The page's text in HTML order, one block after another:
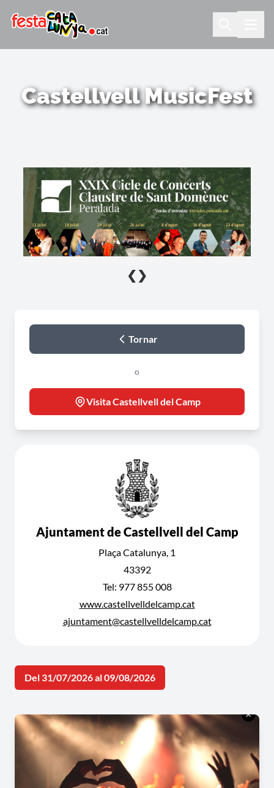
Castellvell MusicFest
❮ ❯
Tornar
o
Visita Castellvell del Camp
Ajuntament de Castellvell del Camp
Plaça Catalunya, 1
43392
Tel: 977 855 008
www.castellvelldelcamp.cat
ajuntament@castellvelldelcamp.cat
Del 31/07/2026 al 09/08/2026